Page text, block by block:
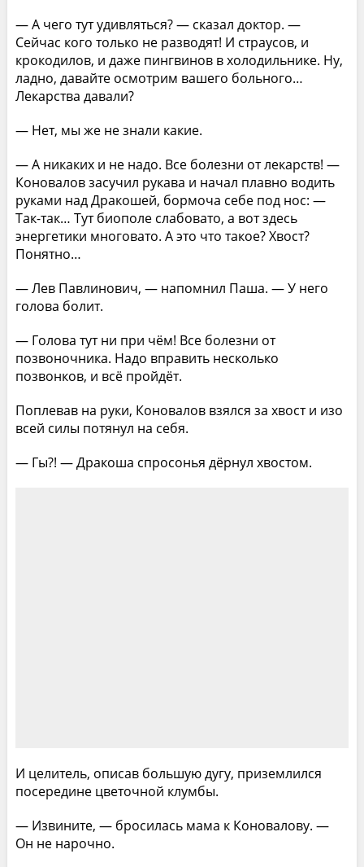
— А чего тут удивляться? — сказал доктор. —
Сейчас кого только не разводят! И страусов, и
крокодилов, и даже пингвинов в холодильнике. Ну,
ладно, давайте осмотрим вашего больного…
Лекарства давали?
— Нет, мы же не знали какие.
— А никаких и не надо. Все болезни от лекарств! —
Коновалов засучил рукава и начал плавно водить
руками над Дракошей, бормоча себе под нос: —
Так-так… Тут биополе слабовато, а вот здесь
энергетики многовато. А это что такое? Хвост?
Понятно…
— Лев Павлинович, — напомнил Паша. — У него
голова болит.
— Голова тут ни при чём! Все болезни от
позвоночника. Надо вправить несколько
позвонков, и всё пройдёт.
Поплевав на руки, Коновалов взялся за хвост и изо
всей силы потянул на себя.
— Гы?! — Дракоша спросонья дёрнул хвостом.
И целитель, описав большую дугу, приземлился
посередине цветочной клумбы.
— Извините, — бросилась мама к Коновалову. —
Он не нарочно.